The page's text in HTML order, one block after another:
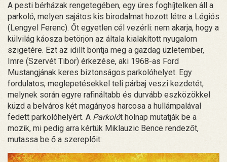
A pesti bérházak rengetegében, egy üres foghíjtelken áll a
parkoló, melyen sajátos kis birodalmat hozott létre a Légiós
(Lengyel Ferenc). Őt egyetlen cél vezérli: nem akarja, hogy a
külvilág káosza betörjön az általa kialakított nyugalom
szigetére. Ezt az idillt bontja meg a gazdag üzletember,
Imre (Szervét Tibor) érkezése, aki 1968-as Ford
Mustangjának keres biztonságos parkolóhelyet. Egy
fordulatos, meglepetésekkel teli párbaj veszi kezdetét,
melynek során egyre rafináltabb és durvább eszközökkel
küzd a belváros két magányos harcosa a hullámpalával
fedett parkolóhelyért. A Parkolót holnap mutatják be a
mozik, mi pedig arra kértük Miklauzic Bence rendezőt,
mutassa be ő a szereplőit: